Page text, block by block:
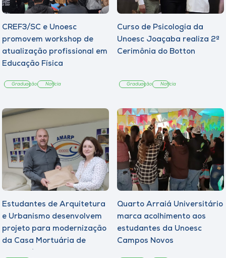
CREF3/SC e Unoesc
promovem workshop de
atualização profissional em
Educação Física
Graduação Notícia
Curso de Psicologia da
Unoesc Joaçaba realiza 2ª
Cerimônia do Botton
Graduação Notícia
Estudantes de Arquitetura
e Urbanismo desenvolvem
projeto para modernização
da Casa Mortuária de
Quarto Arraiá Universitário
marca acolhimento aos
estudantes da Unoesc
Campos Novos